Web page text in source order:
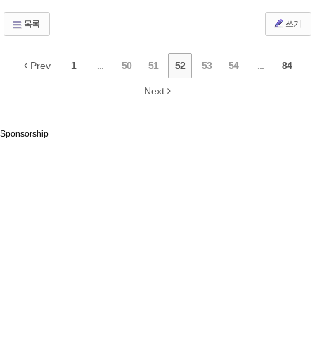
목록 쓰기
Prev 1 ... 50 51 52 53 54 ... 84
Next
Sponsorship